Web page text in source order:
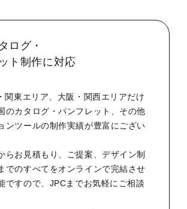
ログ・
ト制作に対応
関東エリア、大阪・関西エリアだけ
のカタログ・パンフレット、その他
ンツールの制作実績が豊富にござい
らお見積もり、ご提案、デザイン制
でのすべてをオンラインで完結させ
ですので、JPCまでお気軽にご相談